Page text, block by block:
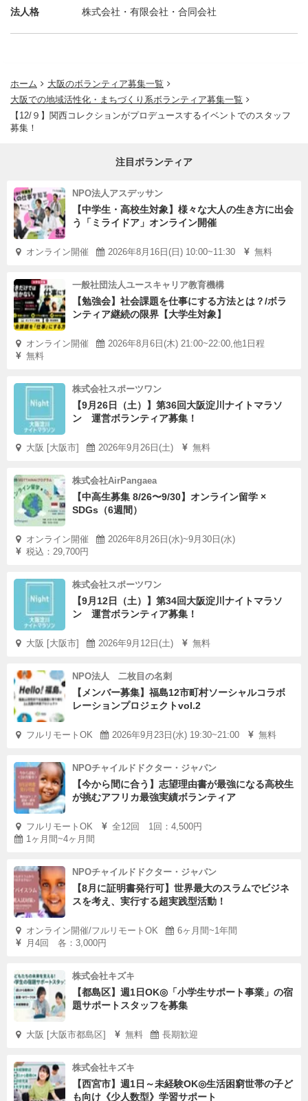
法人格
株式会社・有限会社・合同会社
ホーム
大阪のボランティア募集一覧
大阪での地域活性化・まちづくり系ボランティア募集一覧
【12/９】関西コレクションがプロデュースするイベントでのスタッフ
募集！
注目ボランティア
NPO法人アスデッサン
【中学生・高校生対象】様々な大人の生き方に出会
う「ミライドア」オンライン開催
オンライン開催 2026年8月16日(日) 10:00~11:30 無料
一般社団法人ユースキャリア教育機構
【勉強会】社会課題を仕事にする方法とは？/ボラ
ンティア継続の限界【大学生対象】
オンライン開催
2026年8月6日(木) 21:00~22:00,他1日程
無料
株式会社スポーツワン
【9月26日（土）】第36回大阪淀川ナイトマラソ
ン 運営ボランティア募集！
大阪 [大阪市] 2026年9月26日(土) 無料
株式会社AirPangaea
【中高生募集 8/26〜9/30】オンライン留学 ×
SDGs（6週間）
オンライン開催
2026年8月26日(水)~9月30日(水)
税込：29,700円
株式会社スポーツワン
【9月12日（土）】第34回大阪淀川ナイトマラソ
ン 運営ボランティア募集！
大阪 [大阪市] 2026年9月12日(土) 無料
NPO法人 二枚目の名刺
【メンバー募集】福島12市町村ソーシャルコラボ
レーションプロジェクトvol.2
フルリモートOK 2026年9月23日(水) 19:30~21:00 無料
NPOチャイルドドクター・ジャパン
【今から間に合う】志望理由書が最強になる高校生
が挑むアフリカ最強実績ボランティア
フルリモートOK
全12回 1回：4,500円
1ヶ月間~4ヶ月間
NPOチャイルドドクター・ジャパン
【8月に証明書発行可】世界最大のスラムでビジネ
スを考え、実行する超実践型活動！
オンライン開催/フルリモートOK
6ヶ月間~1年間
月4回 各：3,000円
株式会社キズキ
【都島区】週1日OK◎「小学生サポート事業」の宿
題サポートスタッフを募集
大阪 [大阪市都島区] 無料 長期歓迎
株式会社キズキ
【西宮市】週1日～未経験OK◎生活困窮世帯の子ど
も向け《少人数型》学習サポート